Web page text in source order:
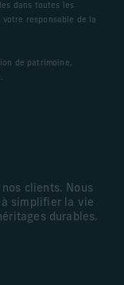
dans toutes les
responsable de la
de patrimoine,
clients. Nous
à simplifier la vie
durables.